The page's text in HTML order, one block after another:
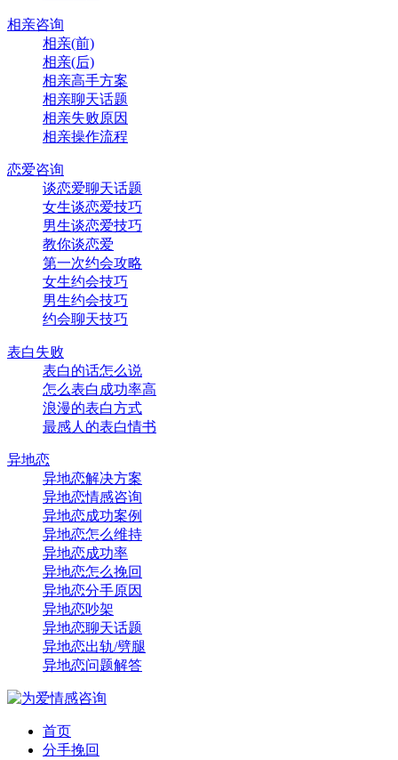
相亲咨询
相亲(前)
相亲(后)
相亲高手方案
相亲聊天话题
相亲失败原因
相亲操作流程
恋爱咨询
谈恋爱聊天话题
女生谈恋爱技巧
男生谈恋爱技巧
教你谈恋爱
第一次约会攻略
女生约会技巧
男生约会技巧
约会聊天技巧
表白失败
表白的话怎么说
怎么表白成功率高
浪漫的表白方式
最感人的表白情书
异地恋
异地恋解决方案
异地恋情感咨询
异地恋成功案例
异地恋怎么维持
异地恋成功率
异地恋怎么挽回
异地恋分手原因
异地恋吵架
异地恋聊天话题
异地恋出轨/劈腿
异地恋问题解答
首页
分手挽回